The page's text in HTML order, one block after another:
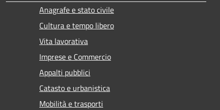
Anagrafe e stato civile
Cultura e tempo libero
Vita lavorativa
Imprese e Commercio
Appalti pubblici
Catasto e urbanistica
Mobilità e trasporti